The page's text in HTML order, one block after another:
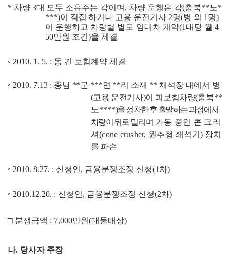
* 차량 3대 모두 소유주는 갑이며 , 차량 운행은 갑(충북** 노*
***)이 직접하거나 고용 운전기사 2명(병 외 1 명)
이 운행하고 차량별 별도 임대차 계약(1대당 월4
50만원 조건)을 체결
◦ 2010. 1. 5. : 동 건 보험계약 체결
◦ 2010. 7.13 : 충남 **군 ***면 **리 소재 ** 채석장 내에서 병
(고용 운전기사)이 피보험차량(충북**
노****)을 정차한 후 출발하는 과정에서
차량이 뒤로 밀리며 가동 중인 콘 크러
셔(cone crusher, 원추형 쇄 석기) 장치
를 파손
◦ 2010. 8.27. : 신청인, 금융분쟁조정 신청(1 차)
◦ 2010.12.20. : 신청인, 금융분쟁조정 신청(2차)
□ 분쟁금액 : 7,000만원(대물배상)
나. 당사자 주장